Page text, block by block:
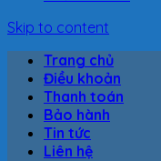
Skip to content
Trang chủ
Điều khoản
Thanh toán
Bảo hành
Tin tức
Liên hệ